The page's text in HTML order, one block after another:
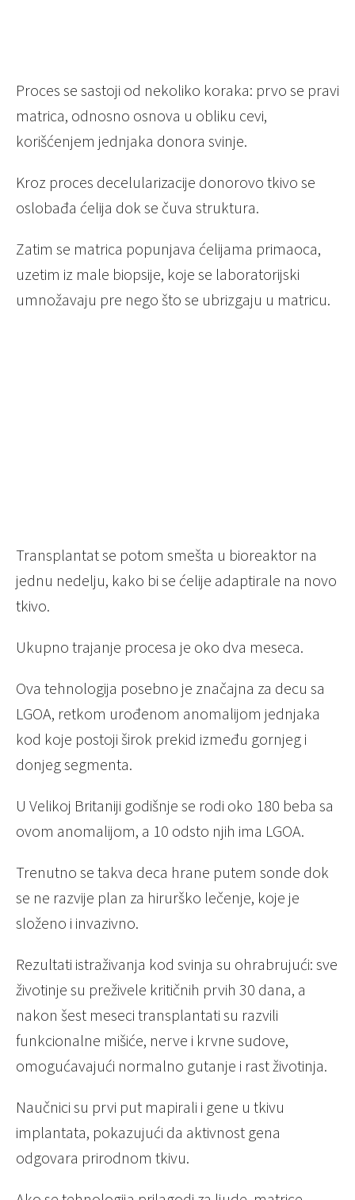
Proces se sastoji od nekoliko koraka: prvo se pravi
matrica, odnosno osnova u obliku cevi,
korišćenjem jednjaka donora svinje.
Kroz proces decelularizacije donorovo tkivo se
oslobađa ćelija dok se čuva struktura.
Zatim se matrica popunjava ćelijama primaoca,
uzetim iz male biopsije, koje se laboratorijski
umnožavaju pre nego što se ubrizgaju u matricu.
Transplantat se potom smešta u bioreaktor na
jednu nedelju, kako bi se ćelije adaptirale na novo
tkivo.
Ukupno trajanje procesa je oko dva meseca.
Ova tehnologija posebno je značajna za decu sa
LGOA, retkom urođenom anomalijom jednjaka
kod koje postoji širok prekid između gornjeg i
donjeg segmenta.
U Velikoj Britaniji godišnje se rodi oko 180 beba sa
ovom anomalijom, a 10 odsto njih ima LGOA.
Trenutno se takva deca hrane putem sonde dok
se ne razvije plan za hirurško lečenje, koje je
složeno i invazivno.
Rezultati istraživanja kod svinja su ohrabrujući: sve
životinje su preživele kritičnih prvih 30 dana, a
nakon šest meseci transplantati su razvili
funkcionalne mišiće, nerve i krvne sudove,
omogućavajući normalno gutanje i rast životinja.
Naučnici su prvi put mapirali i gene u tkivu
implantata, pokazujući da aktivnost gena
odgovara prirodnom tkivu.